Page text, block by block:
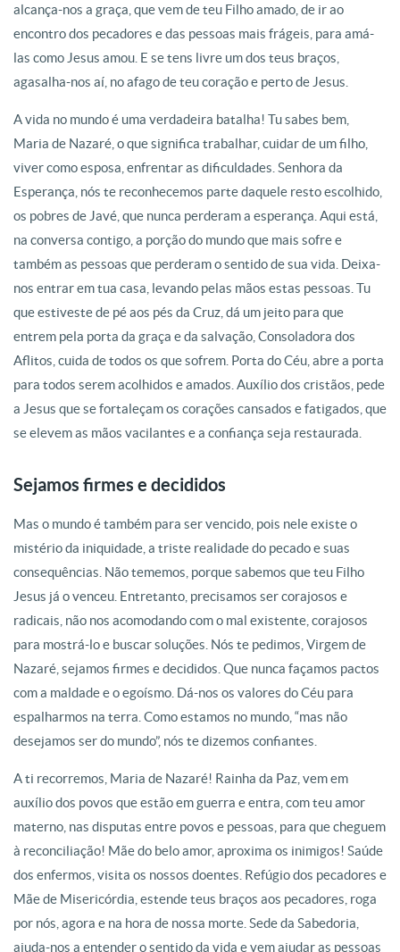
alcança-nos a graça, que vem de teu Filho amado, de ir ao
encontro dos pecadores e das pessoas mais frágeis, para amá-
las como Jesus amou. E se tens livre um dos teus braços,
agasalha-nos aí, no afago de teu coração e perto de Jesus.
A vida no mundo é uma verdadeira batalha! Tu sabes bem,
Maria de Nazaré, o que significa trabalhar, cuidar de um filho,
viver como esposa, enfrentar as dificuldades. Senhora da
Esperança, nós te reconhecemos parte daquele resto escolhido,
os pobres de Javé, que nunca perderam a esperança. Aqui está,
na conversa contigo, a porção do mundo que mais sofre e
também as pessoas que perderam o sentido de sua vida. Deixa-
nos entrar em tua casa, levando pelas mãos estas pessoas. Tu
que estiveste de pé aos pés da Cruz, dá um jeito para que
entrem pela porta da graça e da salvação, Consoladora dos
Aflitos, cuida de todos os que sofrem. Porta do Céu, abre a porta
para todos serem acolhidos e amados. Auxílio dos cristãos, pede
a Jesus que se fortaleçam os corações cansados e fatigados, que
se elevem as mãos vacilantes e a confiança seja restaurada.
Sejamos firmes e decididos
Mas o mundo é também para ser vencido, pois nele existe o
mistério da iniquidade, a triste realidade do pecado e suas
consequências. Não tememos, porque sabemos que teu Filho
Jesus já o venceu. Entretanto, precisamos ser corajosos e
radicais, não nos acomodando com o mal existente, corajosos
para mostrá-lo e buscar soluções. Nós te pedimos, Virgem de
Nazaré, sejamos firmes e decididos. Que nunca façamos pactos
com a maldade e o egoísmo. Dá-nos os valores do Céu para
espalharmos na terra. Como estamos no mundo, “mas não
desejamos ser do mundo”, nós te dizemos confiantes.
A ti recorremos, Maria de Nazaré! Rainha da Paz, vem em
auxílio dos povos que estão em guerra e entra, com teu amor
materno, nas disputas entre povos e pessoas, para que cheguem
à reconciliação! Mãe do belo amor, aproxima os inimigos! Saúde
dos enfermos, visita os nossos doentes. Refúgio dos pecadores e
Mãe de Misericórdia, estende teus braços aos pecadores, roga
por nós, agora e na hora de nossa morte. Sede da Sabedoria,
ajuda-nos a entender o sentido da vida e vem ajudar as pessoas